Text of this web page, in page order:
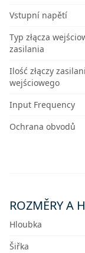
Vstupní napětí
Typ złącza
zasilania
Ilość złączy
wejściowego
Input Frequency
Ochrana obvodů
ROZMĚRY A
Hloubka
Šiřka